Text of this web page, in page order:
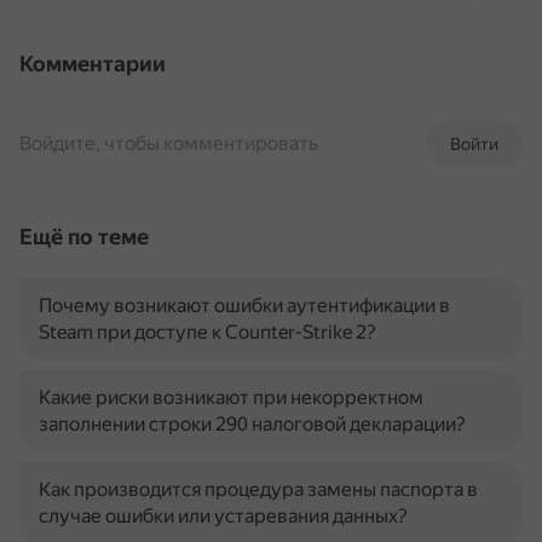
Комментарии
Войти
Войдите, чтобы комментировать
Ещё по теме
Почему возникают ошибки аутентификации в
Steam при доступе к Counter-Strike 2?
Какие риски возникают при некорректном
заполнении строки 290 налоговой декларации?
Как производится процедура замены паспорта в
случае ошибки или устаревания данных?